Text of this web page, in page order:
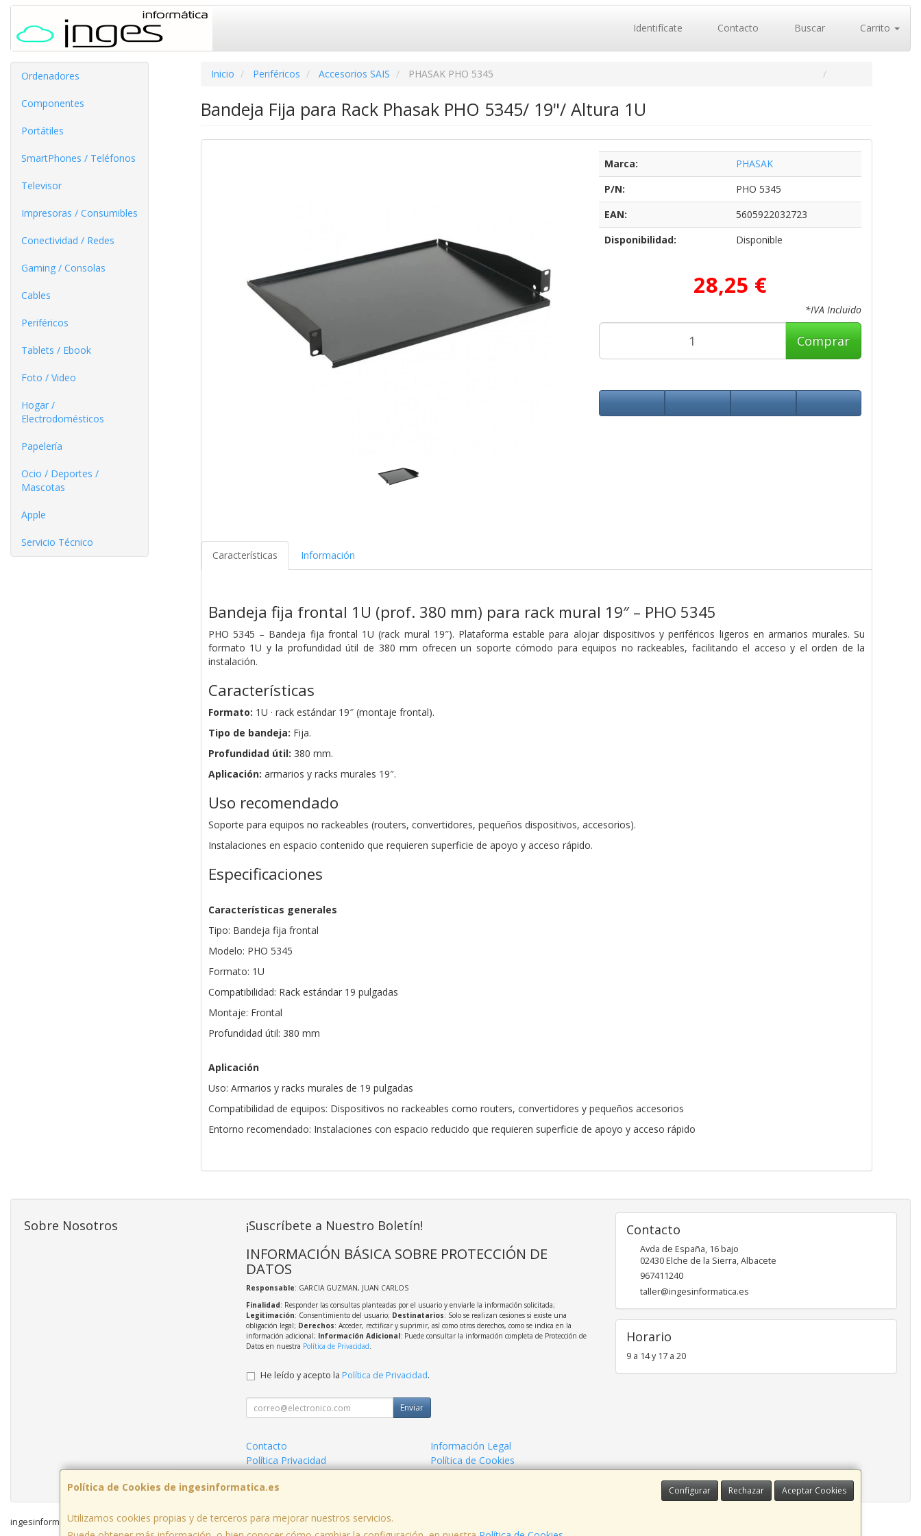
Identifícate Contacto Buscar Carrito
Ordenadores
Componentes
Portátiles
SmartPhones / Teléfonos
Televisor
Impresoras / Consumibles
Conectividad / Redes
Gaming / Consolas
Cables
Periféricos
Tablets / Ebook
Foto / Video
Hogar /
Electrodomésticos
Papelería
Ocio / Deportes /
Mascotas
Apple
Servicio Técnico
Inicio Periféricos Accesorios SAIS PHASAK PHO 5345
Bandeja Fija para Rack Phasak PHO 5345/ 19"/ Altura 1U
Marca:
PHASAK
P/N:
PHO 5345
EAN:
5605922032723
Disponibilidad:
Disponible
28,25 €
*IVA Incluido
Comprar
Características Información
Bandeja fija frontal 1U (prof. 380 mm) para rack mural 19″ – PHO 5345
PHO 5345 – Bandeja fija frontal 1U (rack mural 19″). Plataforma estable para alojar dispositivos y periféricos ligeros en armarios murales. Su
formato 1U y la profundidad útil de 380 mm ofrecen un soporte cómodo para equipos no rackeables, facilitando el acceso y el orden de la
instalación.
Características
Formato: 1U · rack estándar 19″ (montaje frontal).
Tipo de bandeja: Fija.
Profundidad útil: 380 mm.
Aplicación: armarios y racks murales 19″.
Uso recomendado
Soporte para equipos no rackeables (routers, convertidores, pequeños dispositivos, accesorios).
Instalaciones en espacio contenido que requieren superficie de apoyo y acceso rápido.
Especificaciones
Características generales
Tipo: Bandeja fija frontal
Modelo: PHO 5345
Formato: 1U
Compatibilidad: Rack estándar 19 pulgadas
Montaje: Frontal
Profundidad útil: 380 mm
Aplicación
Uso: Armarios y racks murales de 19 pulgadas
Compatibilidad de equipos: Dispositivos no rackeables como routers, convertidores y pequeños accesorios
Entorno recomendado: Instalaciones con espacio reducido que requieren superficie de apoyo y acceso rápido
Política de Cookies de ingesinformatica.es Configurar Rechazar Aceptar Cookies
Utilizamos cookies propias y de terceros para mejorar nuestros servicios.
Sobre Nosotros ¡Suscríbete a Nuestro Boletín!
INFORMACIÓN BÁSICA SOBRE PROTECCIÓN DE
DATOS
Responsable: GARCIA GUZMAN, JUAN CARLOS
Finalidad: Responder las consultas planteadas por el usuario y enviarle la información solicitada;
Legitimación: Consentimiento del usuario; Destinatarios: Solo se realizan cesiones si existe una
obligación legal; Derechos: Acceder, rectificar y suprimir, así como otros derechos, como se indica en la
información adicional; Información Adicional: Puede consultar la información completa de Protección de
Datos en nuestra Política de Privacidad.
He leído y acepto la Política de Privacidad.
Enviar
Contacto
Información Legal
Política Privacidad
Política de Cookies
Contacto
Avda de España, 16 bajo
02430Elche de la Sierra,Albacete
967411240
taller@ingesinformatica.es
Horario
9 a 14 y 17 a 20
ingesinformatica.es © 2026